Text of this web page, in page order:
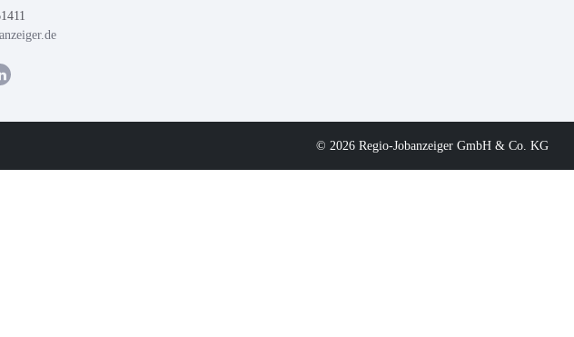
© 2026 Regio-Jobanzeiger GmbH & Co. KG